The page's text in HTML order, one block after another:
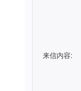
来信内容: